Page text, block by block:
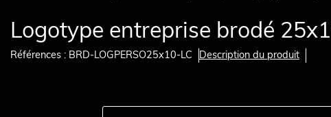
Logotype entreprise brodé
Références : BRD-LOGPERSO25x10-LC Description du produit